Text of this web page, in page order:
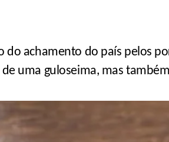
do achamento do país pelos
uma guloseima, mas